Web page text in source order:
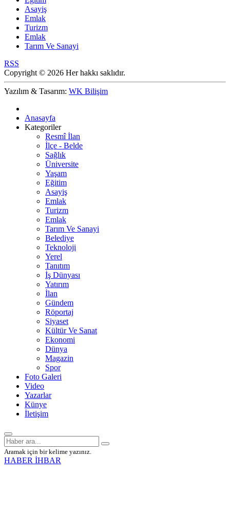
Asayiş
Emlak
Turizm
Emlak
Tarım Ve Sanayi
RSS
Copyright © 2026 Her hakkı saklıdır.
Yazılım & Tasarım: WK Bilişim
Anasayfa
Kategoriler
Resmî İlan
İlçe - Belde
Sağlık
Üniversite
Yaşam
Eğitim
Asayiş
Emlak
Turizm
Emlak
Tarım Ve Sanayi
Belediye
Teknoloji
Yerel
Tanıtım
İş Dünyası
Yatırım
İlan
Gündem
Röportaj
Siyaset
Kültür Ve Sanat
Ekonomi
Dünya
Magazin
Spor
Foto Galeri
Video
Yazarlar
Künye
İletişim
Aramak için bir kelime yazınız.
HABER İHBAR